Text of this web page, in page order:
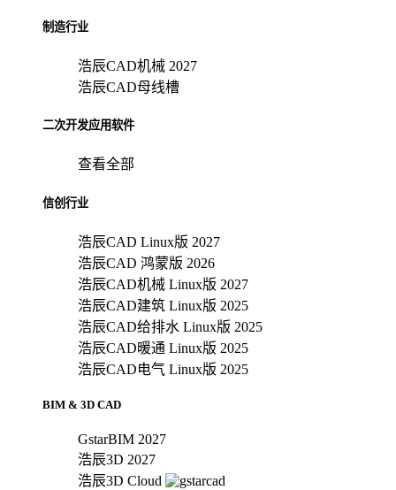
制造行业
浩辰CAD机械 2027
浩辰CAD母线槽
二次开发应用软件
查看全部
信创行业
浩辰CAD Linux版 2027
浩辰CAD 鸿蒙版 2026
浩辰CAD机械 Linux版 2027
浩辰CAD建筑 Linux版 2025
浩辰CAD给排水 Linux版 2025
浩辰CAD暖通 Linux版 2025
浩辰CAD电气 Linux版 2025
BIM & 3D CAD
GstarBIM 2027
浩辰3D 2027
浩辰3D Cloud